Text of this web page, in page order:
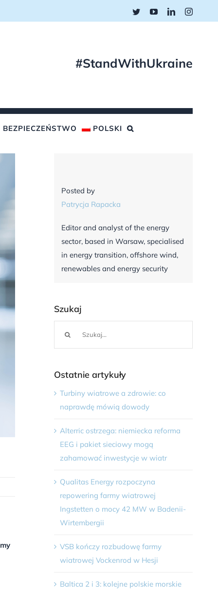
TwitterYouTubeLinkedIn
#StandWithUkraine
BEZPIECZEŃSTWO POLSKI
Posted by
Patrycja Rapacka
Editor and analyst of the energy
sector, based in Warsaw, specialised
in energy transition, offshore wind,
renewables and energy security
Szukaj
Ostatnie artykuły
Turbiny wiatrowe a zdrowie: co
naprawdę mówią dowody
Alterric ostrzega: niemiecka reforma
EEG i pakiet sieciowy mogą
zahamować inwestycje w wiatr
Qualitas Energy rozpoczyna
repowering farmy wiatrowej
Ingstetten o mocy 42 MW w Badenii-
Wirtembergii
VSB kończy rozbudowę farmy
wiatrowej Vockenrod w Hesji
Baltica 2 i 3: kolejne polskie morskie